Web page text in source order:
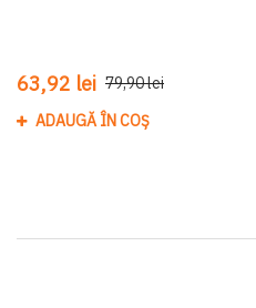
63,92 lei 79,90 lei
ADAUGĂ ÎN COȘ